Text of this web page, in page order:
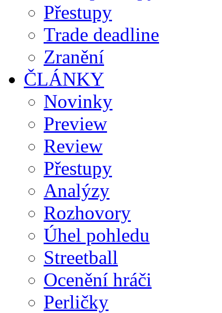
Přestupy
Trade deadline
Zranění
ČLÁNKY
Novinky
Preview
Review
Přestupy
Analýzy
Rozhovory
Úhel pohledu
Streetball
Ocenění hráči
Perličky